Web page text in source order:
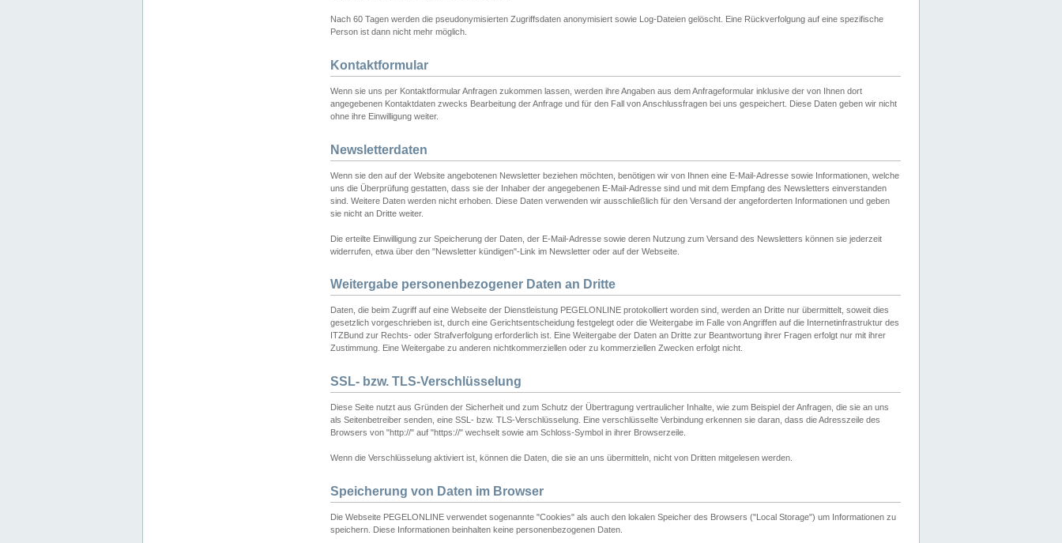
Nach 60 Tagen werden die pseudonymisierten Zugriffsdaten anonymisiert sowie Log-Dateien gelöscht. Eine Rückverfolgung auf eine spezifische
Person ist dann nicht mehr möglich.
Kontaktformular
Wenn sie uns per Kontaktformular Anfragen zukommen lassen, werden ihre Angaben aus dem Anfrageformular inklusive der von Ihnen dort
angegebenen Kontaktdaten zwecks Bearbeitung der Anfrage und für den Fall von Anschlussfragen bei uns gespeichert. Diese Daten geben wir nicht
ohne ihre Einwilligung weiter.
Newsletterdaten
Wenn sie den auf der Website angebotenen Newsletter beziehen möchten, benötigen wir von Ihnen eine E-Mail-Adresse sowie Informationen, welche
uns die Überprüfung gestatten, dass sie der Inhaber der angegebenen E-Mail-Adresse sind und mit dem Empfang des Newsletters einverstanden
sind. Weitere Daten werden nicht erhoben. Diese Daten verwenden wir ausschließlich für den Versand der angeforderten Informationen und geben
sie nicht an Dritte weiter.
Die erteilte Einwilligung zur Speicherung der Daten, der E-Mail-Adresse sowie deren Nutzung zum Versand des Newsletters können sie jederzeit
widerrufen, etwa über den "Newsletter kündigen"-Link im Newsletter oder auf der Webseite.
Weitergabe personenbezogener Daten an Dritte
Daten, die beim Zugriff auf eine Webseite der Dienstleistung PEGELONLINE protokolliert worden sind, werden an Dritte nur übermittelt, soweit dies
gesetzlich vorgeschrieben ist, durch eine Gerichtsentscheidung festgelegt oder die Weitergabe im Falle von Angriffen auf die Internetinfrastruktur des
ITZBund zur Rechts- oder Strafverfolgung erforderlich ist. Eine Weitergabe der Daten an Dritte zur Beantwortung ihrer Fragen erfolgt nur mit ihrer
Zustimmung. Eine Weitergabe zu anderen nichtkommerziellen oder zu kommerziellen Zwecken erfolgt nicht.
SSL- bzw. TLS-Verschlüsselung
Diese Seite nutzt aus Gründen der Sicherheit und zum Schutz der Übertragung vertraulicher Inhalte, wie zum Beispiel der Anfragen, die sie an uns
als Seitenbetreiber senden, eine SSL- bzw. TLS-Verschlüsselung. Eine verschlüsselte Verbindung erkennen sie daran, dass die Adresszeile des
Browsers von "http://" auf "https://" wechselt sowie am Schloss-Symbol in ihrer Browserzeile.
Wenn die Verschlüsselung aktiviert ist, können die Daten, die sie an uns übermitteln, nicht von Dritten mitgelesen werden.
Speicherung von Daten im Browser
Die Webseite PEGELONLINE verwendet sogenannte "Cookies" als auch den lokalen Speicher des Browsers ("Local Storage") um Informationen zu
speichern. Diese Informationen beinhalten keine personenbezogenen Daten.